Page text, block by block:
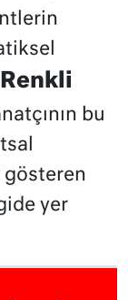
bu
gösteren
yer